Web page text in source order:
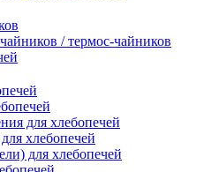
/ термос-чайников
для хлебопечей
хлебопечей
для хлебопечей